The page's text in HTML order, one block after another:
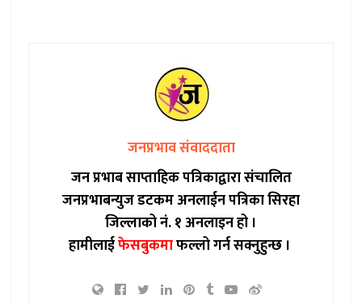
जनप्रभाव संवाददाता
जन प्रभाब साप्ताहिक पत्रिकाद्वारा संचालित
जनप्रभाबन्युज डटकम अनलाईन पत्रिका सिरहा
जिल्लाको नं. १ अनलाइन हो ।
हामीलाईफेसबुकमाफल्लो गर्न सक्नुहुन्छ ।